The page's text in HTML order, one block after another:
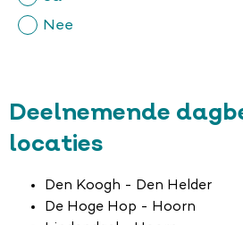
Nee
Deelnemende
locaties
Den Koogh - Den Helder
De Hoge Hop - Hoorn